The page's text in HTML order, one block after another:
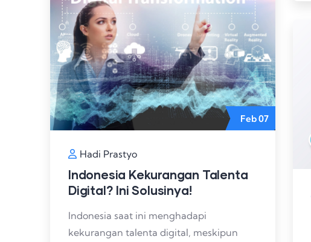
Feb07
Hadi Prastyo
Indonesia Kekurangan Talenta
Digital? Ini Solusinya!
Indonesia saat ini menghadapi
kekurangan talenta digital, meskipun